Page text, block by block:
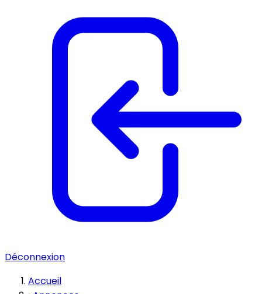
Déconnexion
Accueil